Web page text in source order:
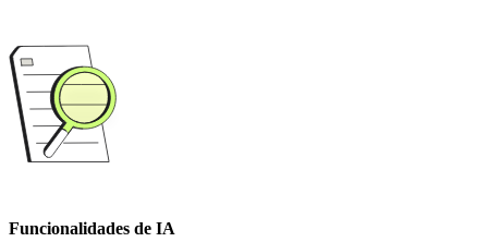
Funcionalidades de IA